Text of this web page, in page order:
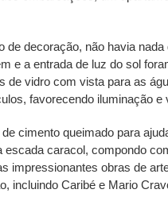
decoração, não havia
e a entrada de luz do sol
vidro com vista para as
favorecendo iluminação e
cimento queimado para
caracol, compondo
impressionantes obras de
incluindo Caribé e Mario